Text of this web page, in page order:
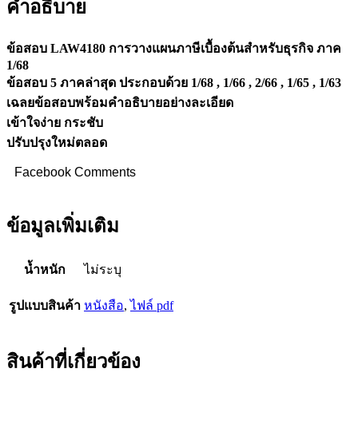
ธุรกิจ
1/68
quantity
คำอธิบาย
ข้อสอบ LAW4180 การวางแผนภาษีเบื้องต้นสำหรับธุรกิจ ภาค
1/68
ข้อสอบ 5 ภาคล่าสุด ประกอบด้วย 1/68 , 1/66 , 2/66 , 1/65 , 1/63
เฉลยข้อสอบพร้อมคำอธิบายอย่างละเอียด
เข้าใจง่าย กระชับ
ปรับปรุงใหม่ตลอด
Facebook Comments
ข้อมูลเพิ่มเติม
น้ำหนัก ไม่ระบุ
รูปแบบสินค้า หนังสือ,ไฟล์ pdf
สินค้าที่เกี่ยวข้อง